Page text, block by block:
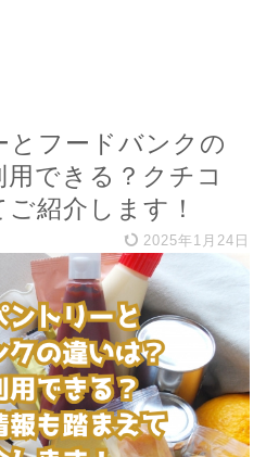
とフードバンクの
できる？クチコ
紹介します！
2025年1月24日